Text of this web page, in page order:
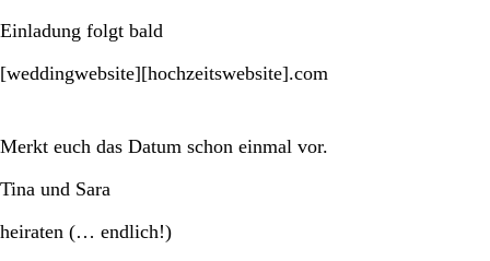
Einladung folgt bald
[weddingwebsite][hochzeitswebsite].com
Merkt euch das Datum schon einmal vor.
Tina und Sara
heiraten (… endlich!)